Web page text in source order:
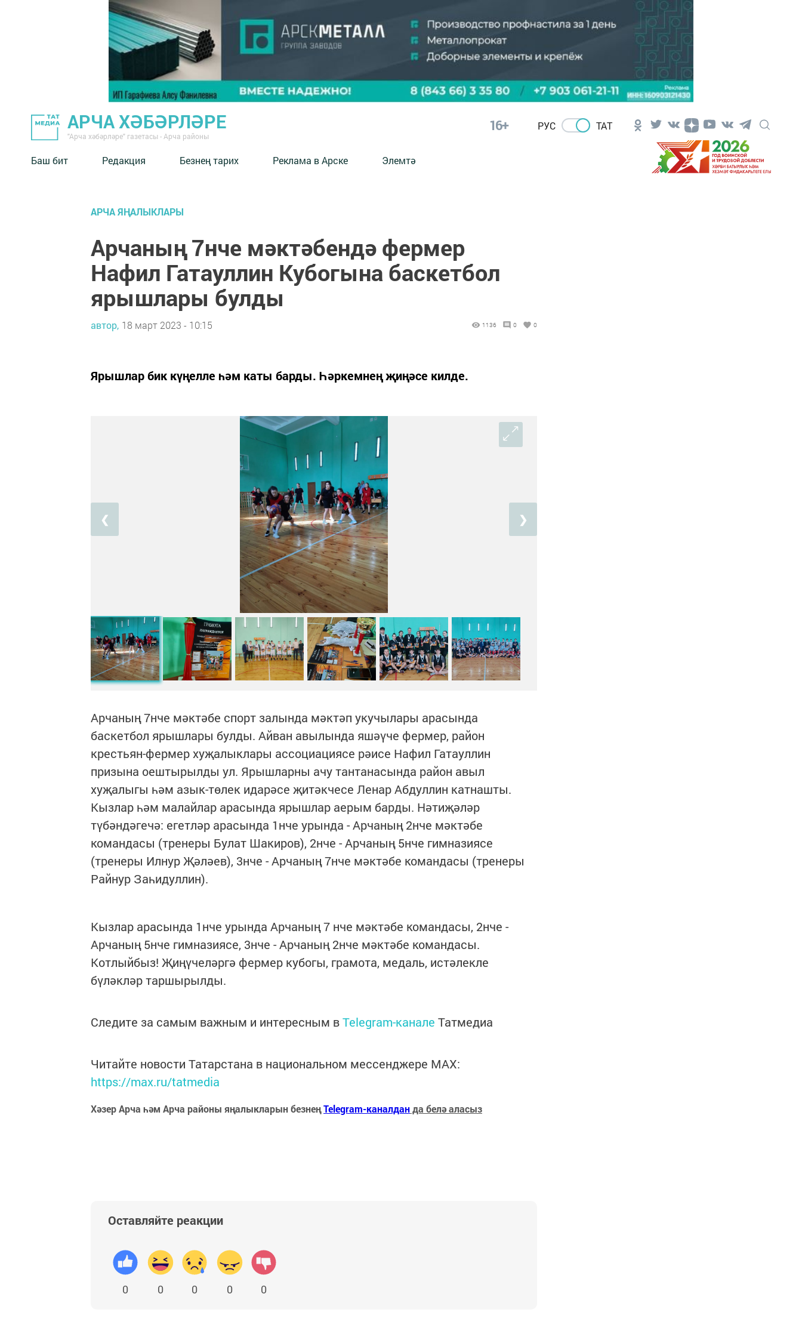
АРЧА ХӘБӘРЛӘРЕ
"Арча хәбәрләре" газетасы - Арча районы
16+ РУС ТАТ
Баш бит Редакция Безнең тарих Реклама в Арске Элемтә
АРЧА ЯҢАЛЫКЛАРЫ
Арчаның 7нче мәктәбендә фермер
Нафил Гатауллин Кубогына баскетбол
ярышлары булды
автор, 18 март 2023 - 10:15 1136 0 0
Ярышлар бик күңелле һәм каты барды. Һәркемнең җиңәсе килде.
❮ ❯
Арчаның 7нче мәктәбе спорт залында мәктәп укучылары арасында
баскетбол ярышлары булды. Айван авылында яшәүче фермер, район
крестьян-фермер хуҗалыклары ассоциациясе рәисе Нафил Гатауллин
призына оештырылды ул. Ярышларны ачу тантанасында район авыл
хуҗалыгы һәм азык-төлек идарәсе җитәкчесе Ленар Абдуллин катнашты.
Кызлар һәм малайлар арасында ярышлар аерым барды. Нәтиҗәләр
түбәндәгечә: егетләр арасында 1нче урында - Арчаның 2нче мәктәбе
командасы (тренеры Булат Шакиров), 2нче - Арчаның 5нче гимназиясе
(тренеры Илнур Җәләев), 3нче - Арчаның 7нче мәктәбе командасы (тренеры
Райнур Заһидуллин).
Кызлар арасында 1нче урында Арчаның 7 нче мәктәбе командасы, 2нче -
Арчаның 5нче гимназиясе, 3нче - Арчаның 2нче мәктәбе командасы.
Котлыйбыз! Җиңүчеләргә фермер кубогы, грамота, медаль, истәлекле
бүләкләр таршырылды.
Следите за самым важным и интересным вTelegram-канале Татмедиа
Читайте новости Татарстана в национальном мессенджере MАХ:
https://max.ru/tatmedia
Хәзер Арча һәм Арча районы яңалыкларын безнеңTelegram-каналданда белә аласыз
Оставляйте реакции
0 0 0 0 0